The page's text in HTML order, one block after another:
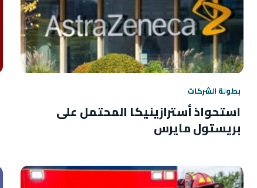
بطولة الشركات
استحواذ أسترازينيكا المحتمل على
بريستول مايرس